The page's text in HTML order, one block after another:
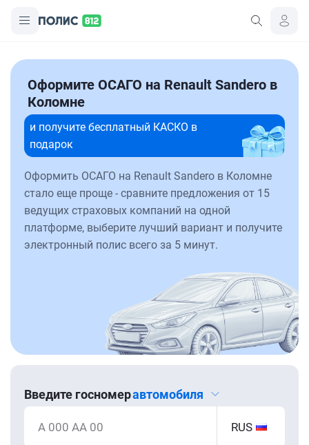
Оформите ОСАГО на Renault Sandero в
Коломне
и получите бесплатный КАСКО в
подарок
Оформить ОСАГО на Renault Sandero в Коломне
стало еще проще - сравните предложения от 15
ведущих страховых компаний на одной
платформе, выберите лучший вариант и получите
электронный полис всего за 5 минут.
Введите госномеравтомобиля
А 000 АА 00 RUS